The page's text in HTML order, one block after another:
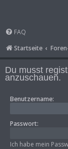
FAQ
Startseite
Du musst
anzuschauen.
Benutzername:
Passwort:
Ich habe mein